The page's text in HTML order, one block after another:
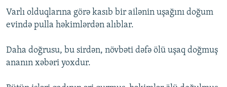
Varlı olduqlarına görə kasıb bir ailənin uşağını doğum
evində pulla həkimlərdən alıblar.
Daha doğrusu, bu sirdən, növbəti dəfə ölü uşaq doğmuş
ananın xəbəri yoxdur.